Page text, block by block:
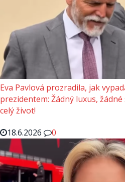
Eva Pavlová prozradila, jak
prezidentem: Žádný luxus,
celý život!
18.6.2026
0